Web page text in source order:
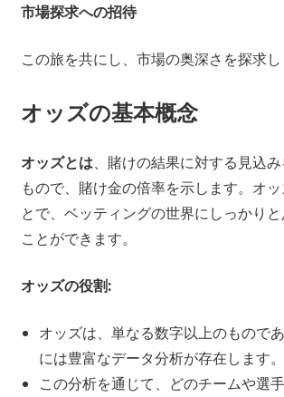
市場探求への招待
この旅を共にし、市場の奥深さを探求し
オッズの基本概念
オッズとは、賭けの結果に対する見込
もので、賭け金の倍率を示します。オ
とで、ベッティングの世界にしっかり
ことができます。
オッズの役割:
オッズは、単なる数字以上のもので
には豊富なデータ分析が存在します。
この分析を通じて、どのチームや選